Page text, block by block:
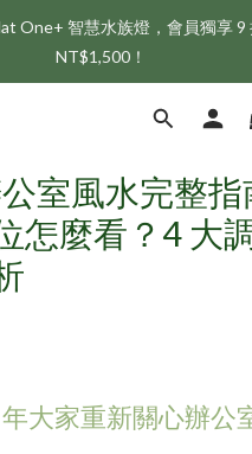
購折 $100 優惠，立即點我註冊！
One+ 智慧水族燈，會員獨享 9
NT$1,500！
購折 $100 優惠，立即點我註冊
公室風水完整
怎麼看？4 大
大家重新關心辦公